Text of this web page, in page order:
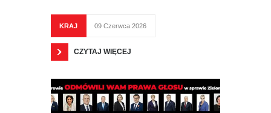
KRAJ 09 Czerwca 2026
CZYTAJ WIĘCEJ